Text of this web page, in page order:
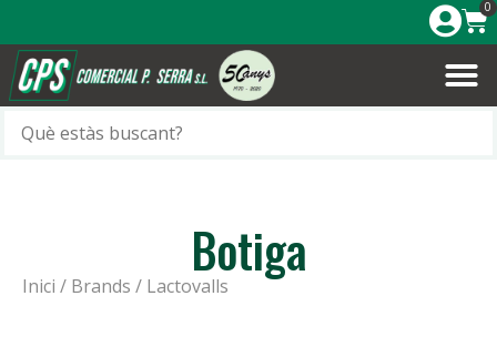
0
Botiga
Inici / Brands / Lactovalls